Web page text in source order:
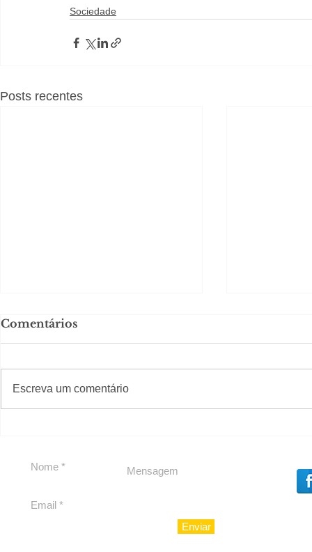
Sociedade
Posts recentes
Comentários
Escreva um comentário
#Sugestões
Enviar